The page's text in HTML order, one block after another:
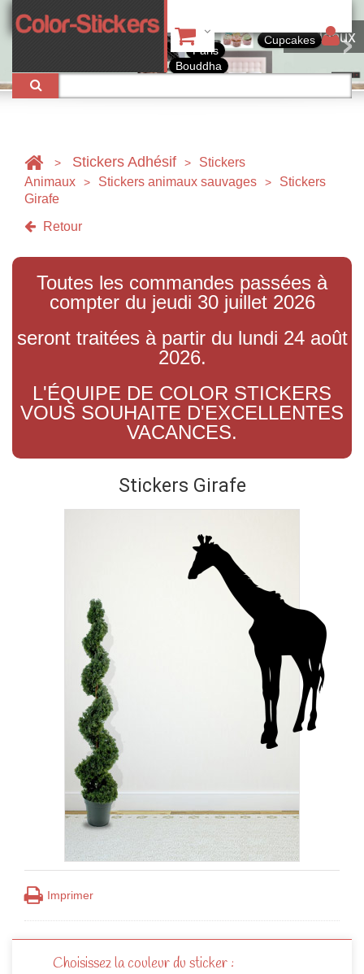
Tableaux
Bouddha
Paris
Cupcakes
> Stickers Adhésif >
Stickers
Animaux
> Stickers animaux sauvages >
Stickers
Girafe
Retour
Toutes les commandes passées à
compter du jeudi 30 juillet 2026
seront traitées à partir du lundi 24 août
2026.
L'ÉQUIPE DE COLOR STICKERS
VOUS SOUHAITE D'EXCELLENTES
VACANCES.
Stickers Girafe
Imprimer
Choisissez la couleur du sticker :